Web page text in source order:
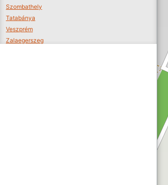
Szombathely
Tatabánya
Veszprém
Zalaegerszeg